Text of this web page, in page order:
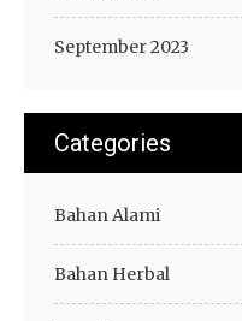
September 2023
Categories
Bahan Alami
Bahan Herbal